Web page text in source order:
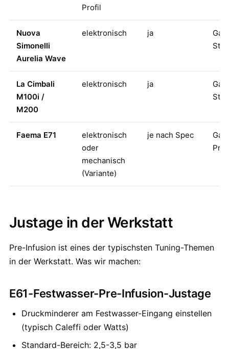
Profil
Nuova
Simonelli
Aurelia Wave
elektronisch ja
La Cimbali
M100i /
M200
elektronisch ja
Faema E71
elektronisch
oder
mechanisch
(Variante)
je nach Spec
Justage in der Werkstatt
Pre-Infusion ist eines der typischsten Tuning-Themen
in der Werkstatt. Was wir machen:
E61-Festwasser-Pre-Infusion-Justage
Druckminderer am Festwasser-Eingang einstellen
(typisch Caleffi oder Watts)
Standard-Bereich: 2,5-3,5 bar